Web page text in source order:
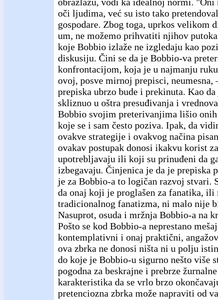
oči ljudima, već su isto tako
gospodare. Zbog toga, uprkos velikom
um, ne možemo prihvatiti njihov
koje Bobbio izlaže ne izgledaju kao
diskusiju. Čini se da je Bobbio-va
konfrontacijom, koja je u najmanju
ovoj, posve mirnoj prepisci, neumesna,
prepiska ubrzo bude i prekinuta. Kao
skliznuo u oštra presuđivanja i
Bobbio svojim preterivanjima lišio
koje se i sam često poziva. Ipak, da
ovakve strategije i ovakvog načina
ovakav postupak donosi ikakvu korist
upotrebljavaju ili koji su prinuđeni da
izbegavaju. Činjenica je da je prepiska
je za Bobbio-a to logičan razvoj stvari.
da onaj koji je proglašen za fanatika, ili
tradicionalnog fanatizma, ni malo nije
Nasuprot, osuda i mržnja Bobbio-a na
Pošto se kod Bobbio-a neprestano
kontemplativni i onaj praktični,
ova zbrka ne donosi ništa ni u polju
do koje je Bobbio-u sigurno nešto više
pogodna za beskrajne i prebrze
karakteristika da se vrlo brzo
pretenciozna zbrka može napraviti od